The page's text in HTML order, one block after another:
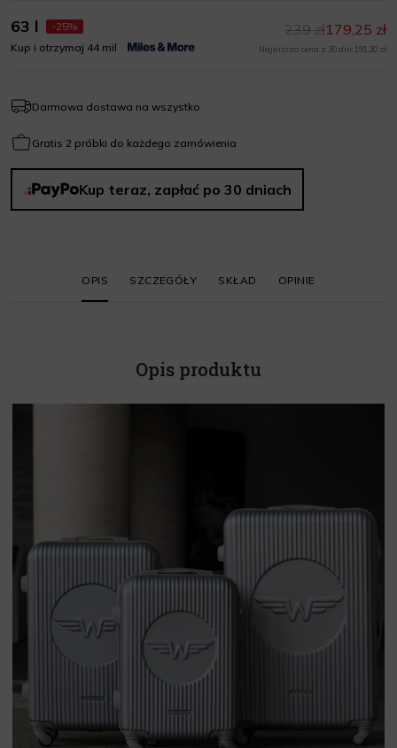
63 l
-25%
Kup i otrzymaj 44 mil
179,25 zł
239 zł
Najniższa cena z 30 dni: 191,20 zł
Darmowa dostawa na wszystko
Gratis 2 próbki do każdego zamówienia
Kup teraz, zapłać po 30 dniach
OPIS SZCZEGÓŁY SKŁAD OPINIE
Opis produktu